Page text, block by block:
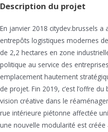
Description du projet
En janvier 2018 citydev.brussels
entrepôts logistiques modernes
de 2,2 hectares en zone
politique au service des
emplacement hautement
de projet. Fin 2019, c’est l’offre
vision créative dans le
rue intérieure piétonne affectée
une nouvelle modularité est